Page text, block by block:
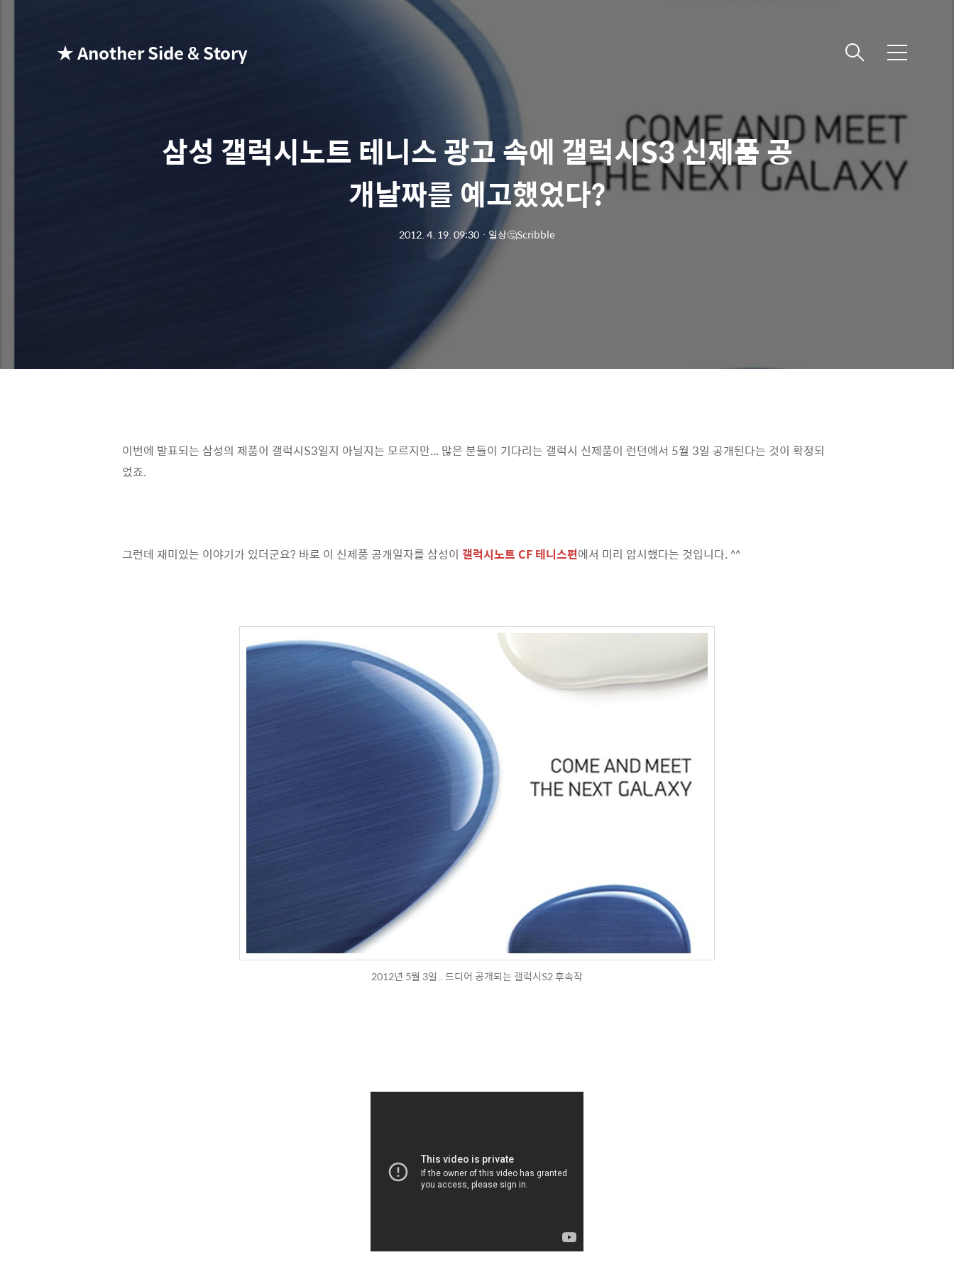
★ Another Side & Story 메
삼성 갤럭시노트 테니스 광고 속에 갤럭시S3 신제품 공
개날짜를 예고했었다?
2012. 4. 19. 09:30 ㆍ 일상🤔Scribble
이번에 발표되는 삼성의 제품이 갤럭시S3일지 아닐지는 모르지만... 많은 분들이 기다리는 갤럭시 신제품이 런던에서 5월 3일 공개된다는 것이 확정되
었죠.
그런데 재미있는 이야기가 있더군요? 바로 이 신제품 공개일자를 삼성이 갤럭시노트 CF 테니스편에서 미리 암시했다는 것입니다. ^^
2012년 5월 3일.. 드디어 공개되는 갤럭시S2 후속작